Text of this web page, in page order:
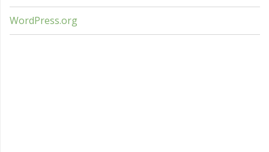
WordPress.org